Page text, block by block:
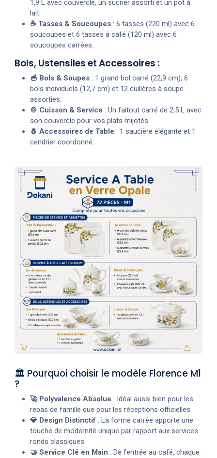
1,9 L avec couvercle, un sucrier assorti et un pot à
lait.
☕ Tasses & Soucoupes : 6 tasses (220 ml) avec 6
soucoupes et 6 tasses à café (120 ml) avec 6
soucoupes carrées.
Bols, Ustensiles et Accessoires :
🥣 Bols & Soupes : 1 grand bol carré (22,9 cm), 6
bols individuels (12,7 cm) et 12 cuillères à soupe
assorties.
🍲 Cuisson & Service : Un faitout carré de 2,5 L avec
son couvercle pour vos plats mijotés.
🧂 Accessoires de Table : 1 saucière élégante et 1
cendrier coordonné.
🏛️ Pourquoi choisir le modèle Florence M1
?
🚀 Polyvalence Absolue : Idéal aussi bien pour les
repas de famille que pour les réceptions officielles.
💎 Design Distinctif : La forme carrée apporte une
touche de modernité unique par rapport aux services
ronds classiques.
🤝 Service Clé en Main : De l'entrée au café, chaque